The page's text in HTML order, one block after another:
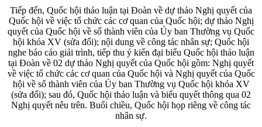
Tiếp đến, Quốc hội thảo luận tại Đoàn về dự thảo Nghị quyết của
Quốc hội về việc tổ chức các cơ quan của Quốc hội; dự thảo Nghị
quyết của Quốc hội về số thành viên của Ủy ban Thường vụ Quốc
hội khóa XV (sửa đổi); nội dung về công tác nhân sự; Quốc hội
nghe báo cáo giải trình, tiếp thu ý kiến đại biểu Quốc hội thảo luận
tại Đoàn về 02 dự thảo Nghị quyết của Quốc hội gồm: Nghị quyết
về việc tổ chức các cơ quan của Quốc hội và Nghị quyết của Quốc
hội về số thành viên của Ủy ban Thường vụ Quốc hội khóa XV
(sửa đổi); sau đó, Quốc hội thảo luận và biểu quyết thông qua 02
Nghị quyết nêu trên. Buổi chiều, Quốc hội họp riêng về công tác
nhân sự.